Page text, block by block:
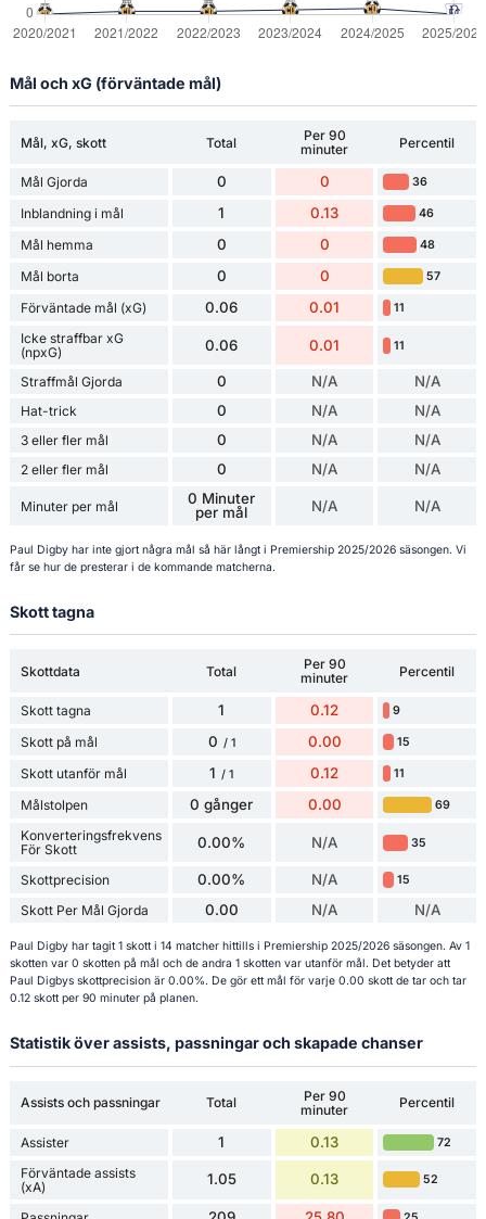
Mål och xG (förväntade mål)
Mål, xG, skott Total
Per 90
minuter
Percentil
Mål Gjorda 0 0 36
Inblandning i mål 1 0.13 46
Mål hemma 0 0 48
Mål borta 0 0 57
Förväntade mål (xG) 0.06 0.01 11
Icke straffbar xG
(npxG)
0.06 0.01 11
Straffmål Gjorda 0 N/A N/A
Hat-trick 0 N/A N/A
3 eller fler mål 0 N/A N/A
2 eller fler mål 0 N/A N/A
Minuter per mål
0 Minuter
per mål
N/A N/A
Paul Digby har inte gjort några mål så här långt i Premiership 2025/2026 säsongen. Vi
får se hur de presterar i de kommande matcherna.
Skott tagna
Skottdata Total
Per 90
minuter
Percentil
Skott tagna 1 0.12 9
Skott på mål 0 / 1 0.00 15
Skott utanför mål 1 / 1 0.12 11
Målstolpen 0 gånger 0.00 69
Konverteringsfrekvens
För Skott
0.00% N/A 35
Skottprecision 0.00% N/A 15
Skott Per Mål Gjorda 0.00 N/A N/A
Paul Digby har tagit 1 skott i 14 matcher hittills i Premiership 2025/2026 säsongen. Av 1
skotten var 0 skotten på mål och de andra 1 skotten var utanför mål. Det betyder att
Paul Digbys skottprecision är 0.00%. De gör ett mål för varje 0.00 skott de tar och tar
0.12 skott per 90 minuter på planen.
Statistik över assists, passningar och skapade chanser
Assists och passningar Total
Per 90
minuter
Percentil
Assister 1 0.13 72
Förväntade assists
(xA)
1.05 0.13 52